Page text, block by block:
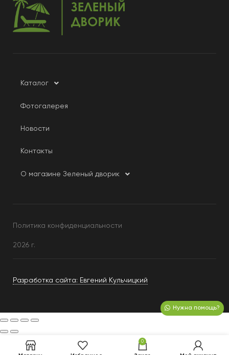
Каталог
Фотогалерея
Новости
Контакты
О магазине Зеленый дворик
Политика конфиденциальности
2026 г.
Разработка сайта: Евгений Кульчицкий
Нужна помощь?
0